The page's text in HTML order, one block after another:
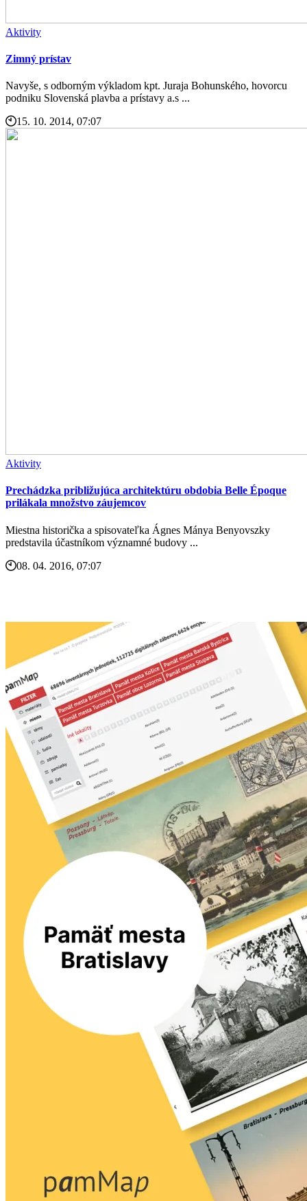
Aktivity
Zimný prístav
Navyše, s odborným výkladom kpt. Juraja Bohunského, hovorcu
podniku Slovenská plavba a prístavy a.s ...
15. 10. 2014, 07:07
Aktivity
Prechádzka približujúca architektúru obdobia Belle Époque
prilákala množstvo záujemcov
Miestna historička a spisovateľka Ágnes Mánya Benyovszky
predstavila účastníkom významné budovy ...
08. 04. 2016, 07:07